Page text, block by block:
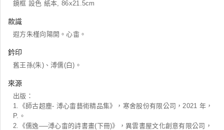
鏡框 設色 紙本, 86x21.5cm
款識
遐方朱槿向陽開。心畬。
鈐印
舊王孫(朱)、溥儒(白)。
來源
出版：
1.《師古超塵- 溥心畬藝術精品集》，寒舍股份有限公司，2021 年，
P.。
2.《儒逸──溥心畬的詩書畫(下冊)》，異雲書屋文化創意有限公司，